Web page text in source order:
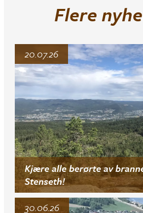
Flere
Kjære alle berørte av
Stenseth!
20.07.26
30.06.26